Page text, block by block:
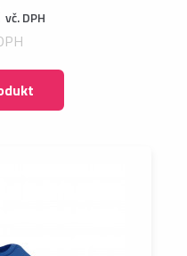
vč. DPH